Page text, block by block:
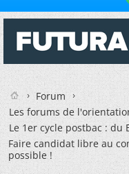
Forum
Les forums de
Le 1er cycle postbac : du
Faire candidat libre au
possible !